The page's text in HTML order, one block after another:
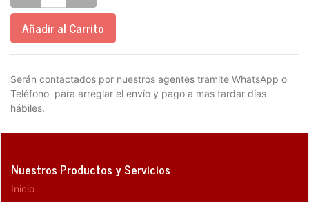
Añadir al Carrito
Serán contactados por nuestros agentes tramite WhatsApp o
Teléfono para arreglar el envío y pago a mas tardar días
hábiles.
Nuestros Productos y Servicios
Inicio